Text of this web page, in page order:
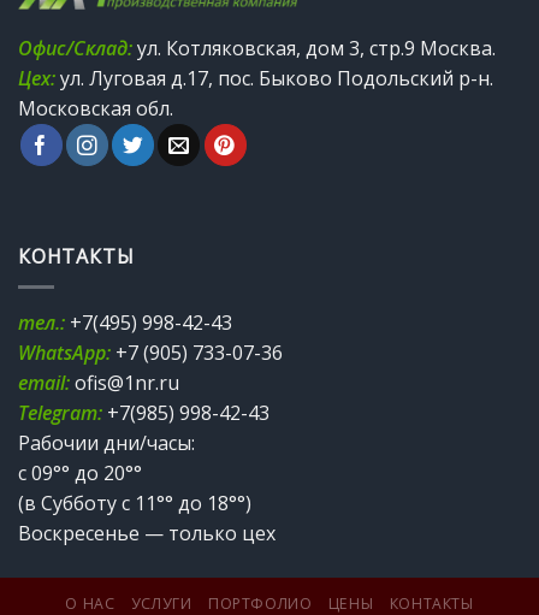
Офис/Склад:ул. Котляковская, дом 3, стр.9 Москва.
Цех:ул. Луговая д.17, пос. Быково Подольский р-н.
Московская обл.
КОНТАКТЫ
тел.: +7(495) 998-42-43
WhatsApp: +7 (905) 733-07-36
email:ofis@1nr.ru
Telegram: +7(985) 998-42-43
Рабочии дни/часы:
с 09°° до 20°°
(в Субботу с 11°° до 18°°)
Воскресенье — только цех
О НАС УСЛУГИ ПОРТФОЛИО ЦЕНЫ КОНТАКТЫ